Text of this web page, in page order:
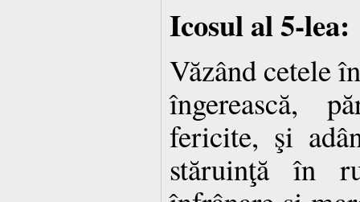
Icosul al 5-lea:
Văzând cetele
îngerească,
fericite, şi
stăruinţă în